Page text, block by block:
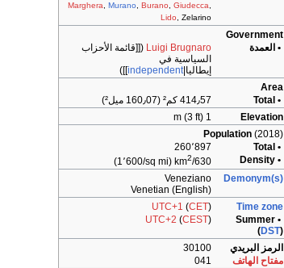
Marghera, Murano, Burano, Giudecca,
Lido, Zelarino
Government
• العمدة
Luigi Brugnaro ([[قائمة الأحزاب
السياسية في
إيطاليا|independent
]])
Area
• Total
414٫57 كم² (160٫07 ميل²)
Elevation
1 m (3 ft)
Population (2018)
• Total
260٬897
• Density
630/km
2
(1٬600/sq mi)
Demonym(s)
Veneziano
Venetian (English)
Time zone
UTC+1 (CET)
• Summer
(DST)
UTC+2 (CEST)
الرمز البريدي
30100
مفتاح الهاتف
041